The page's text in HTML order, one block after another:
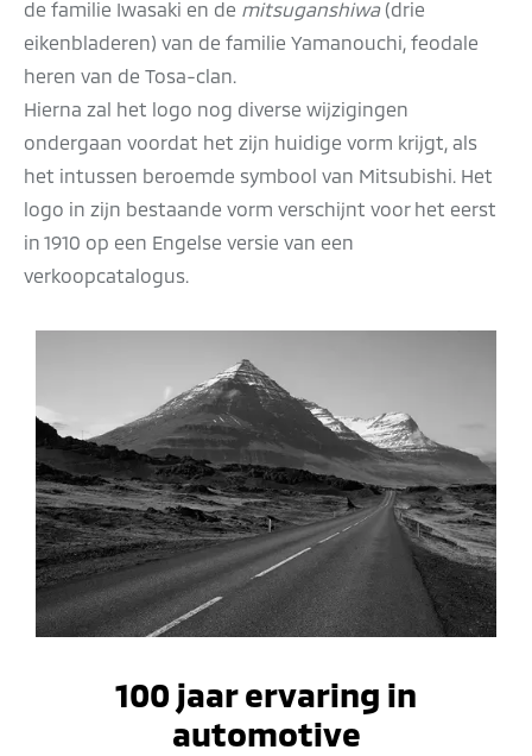
de familie Iwasaki en de mitsuganshiwa (drie
eikenbladeren) van de familie Yamanouchi, feodale
heren van de Tosa-clan.
Hierna zal het logo nog diverse wijzigingen
ondergaan voordat het zijn huidige vorm krijgt, als
het intussen beroemde symbool van Mitsubishi. Het
logo in zijn bestaande vorm verschijnt voor het eerst
in 1910 op een Engelse versie van een
verkoopcatalogus.
100 jaar ervaring in
automotive